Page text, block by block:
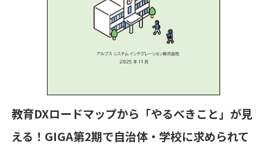
教育DXロードマップから「やるべきこと」が見
える！GIGA第2期で自治体・学校に求められて